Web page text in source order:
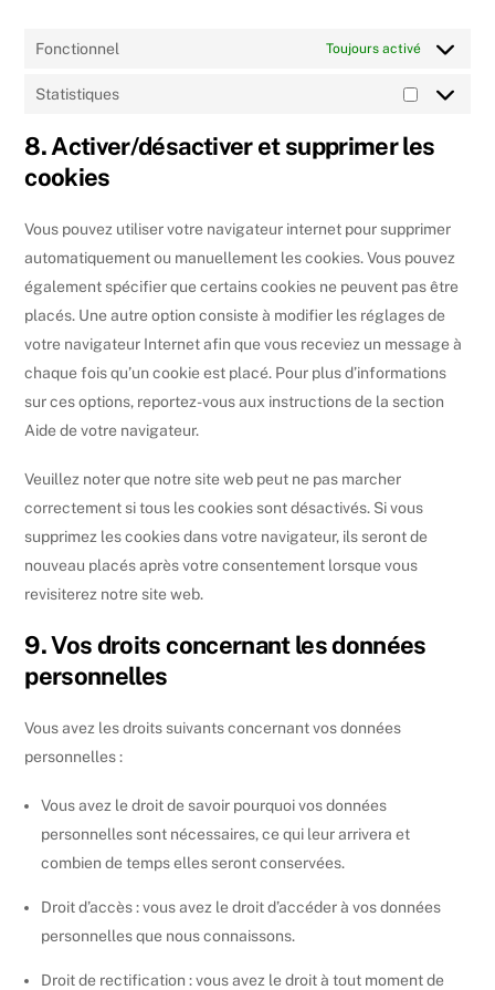
Fonctionnel Toujours activé
Statistiques
8. Activer/désactiver et supprimer les
cookies
Vous pouvez utiliser votre navigateur internet pour supprimer
automatiquement ou manuellement les cookies. Vous pouvez
également spécifier que certains cookies ne peuvent pas être
placés. Une autre option consiste à modifier les réglages de
votre navigateur Internet afin que vous receviez un message à
chaque fois qu’un cookie est placé. Pour plus d’informations
sur ces options, reportez-vous aux instructions de la section
Aide de votre navigateur.
Veuillez noter que notre site web peut ne pas marcher
correctement si tous les cookies sont désactivés. Si vous
supprimez les cookies dans votre navigateur, ils seront de
nouveau placés après votre consentement lorsque vous
revisiterez notre site web.
9. Vos droits concernant les données
personnelles
Vous avez les droits suivants concernant vos données
personnelles :
Vous avez le droit de savoir pourquoi vos données
personnelles sont nécessaires, ce qui leur arrivera et
combien de temps elles seront conservées.
Droit d’accès : vous avez le droit d’accéder à vos données
personnelles que nous connaissons.
Droit de rectification : vous avez le droit à tout moment de